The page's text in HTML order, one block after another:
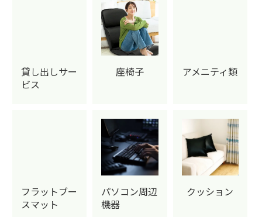
貸し出しサー
ビス
座椅子 アメニティ類
フラットブー
スマット
パソコン周辺
機器
クッション